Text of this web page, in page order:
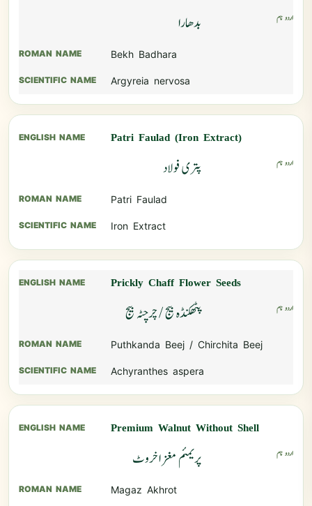
بدھارا
Bekh Badhara
Argyreia nervosa
Patri Faulad (Iron Extract)
پتری فولاد
Patri Faulad
Iron Extract
Prickly Chaff Flower Seeds
پٹھکنڈہ بیج / چرچٹہ بیج
Puthkanda Beej / Chirchita Beej
Achyranthes aspera
Premium Walnut Without Shell
پریمئم مغز اخروٹ
Magaz Akhrot